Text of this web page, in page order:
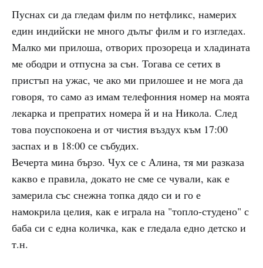
Пуснах си да гледам филм по нетфликс, намерих
един индийски не много дълъг филм и го изгледах.
Малко ми прилоша, отворих прозореца и хладината
ме ободри и отпусна за сън. Тогава се сетих в
пристъп на ужас, че ако ми прилошее и не мога да
говоря, то само аз имам телефонния номер на моята
лекарка и препратих номера й и на Никола. След
това поуспокоена и от чистия въздух към 17:00
заспах и в 18:00 се събудих.
Вечерта мина бързо. Чух се с Алина, тя ми разказа
какво е правила, докато не сме се чували, как е
замерила със снежна топка дядо си и го е
намокрила целия, как е играла на "топло-студено" с
баба си с една количка, как е гледала едно детско и
т.н.